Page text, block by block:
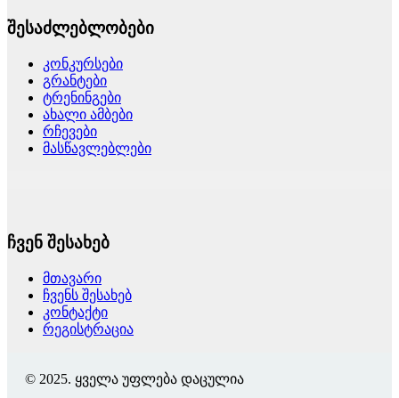
შესაძლებლობები
კონკურსები
გრანტები
ტრენინგები
ახალი ამბები
რჩევები
მასწავლებლები
ჩვენ შესახებ
მთავარი
ჩვენს შესახებ
კონტაქტი
რეგისტრაცია
© 2025. ყველა უფლება დაცულია